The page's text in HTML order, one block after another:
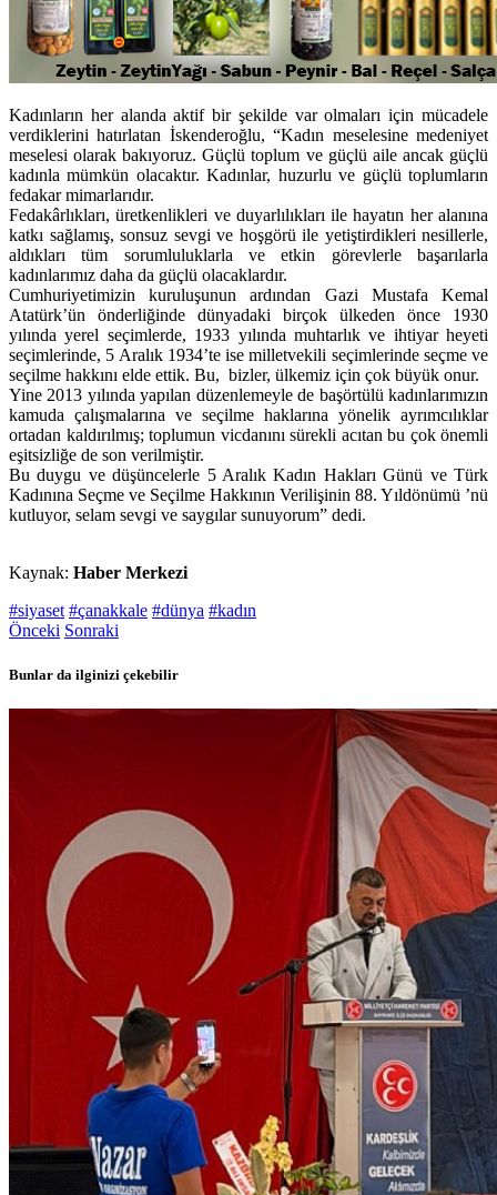
Kadınların her alanda aktif bir şekilde var olmaları için mücadele
verdiklerini hatırlatan İskenderoğlu, “Kadın meselesine medeniyet
meselesi olarak bakıyoruz. Güçlü toplum ve güçlü aile ancak güçlü
kadınla mümkün olacaktır. Kadınlar, huzurlu ve güçlü toplumların
fedakar mimarlarıdır.
Fedakârlıkları, üretkenlikleri ve duyarlılıkları ile hayatın her alanına
katkı sağlamış, sonsuz sevgi ve hoşgörü ile yetiştirdikleri nesillerle,
aldıkları tüm sorumluluklarla ve etkin görevlerle başarılarla
kadınlarımız daha da güçlü olacaklardır.
Cumhuriyetimizin kuruluşunun ardından Gazi Mustafa Kemal
Atatürk’ün önderliğinde dünyadaki birçok ülkeden önce 1930
yılında yerel seçimlerde, 1933 yılında muhtarlık ve ihtiyar heyeti
seçimlerinde, 5 Aralık 1934’te ise milletvekili seçimlerinde seçme ve
seçilme hakkını elde ettik. Bu, bizler, ülkemiz için çok büyük onur.
Yine 2013 yılında yapılan düzenlemeyle de başörtülü kadınlarımızın
kamuda çalışmalarına ve seçilme haklarına yönelik ayrımcılıklar
ortadan kaldırılmış; toplumun vicdanını sürekli acıtan bu çok önemli
eşitsizliğe de son verilmiştir.
Bu duygu ve düşüncelerle 5 Aralık Kadın Hakları Günü ve Türk
Kadınına Seçme ve Seçilme Hakkının Verilişinin 88. Yıldönümü ’nü
kutluyor, selam sevgi ve saygılar sunuyorum” dedi.
Kaynak: Haber Merkezi
#siyaset #çanakkale #dünya #kadın
Önceki Sonraki
Bunlar da ilginizi çekebilir